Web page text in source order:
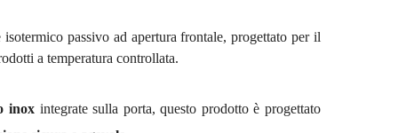
passivo ad apertura frontale, progettato per il
a temperatura controllata.
inoxintegrate sulla porta, questo prodotto è progettato